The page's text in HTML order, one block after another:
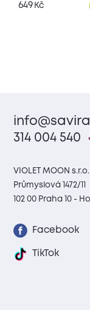
649 Kč
314 004 540
VIOLET MOON s.r.o.
Průmyslová 1472/11
102 00 Praha 10 -
Facebook
TikTok